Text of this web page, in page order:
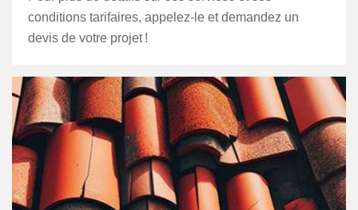
conditions tarifaires, appelez-le et demandez un
devis de votre projet !